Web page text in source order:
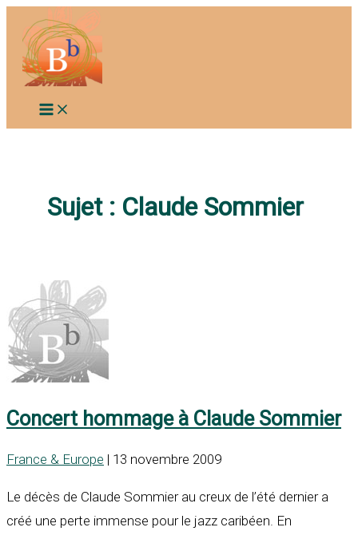
contenu
Sujet : Claude Sommier
Concert hommage à Claude Sommier
France & Europe | 13 novembre 2009
Le décès de Claude Sommier au creux de l’été dernier a
créé une perte immense pour le jazz caribéen. En